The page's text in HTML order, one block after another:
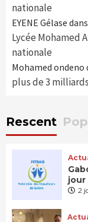
nationale
EYENE Gélase dans
Lycée Mohamed
nationale
Mohamed ondeno
plus de 3
Rescent
jour
2